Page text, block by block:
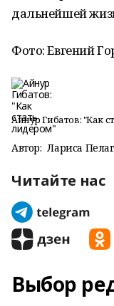
дальнейшей
Фото: Евгений
Айнур Гибатов: "Как
Автор: Лариса
Читайте нас
Выбор